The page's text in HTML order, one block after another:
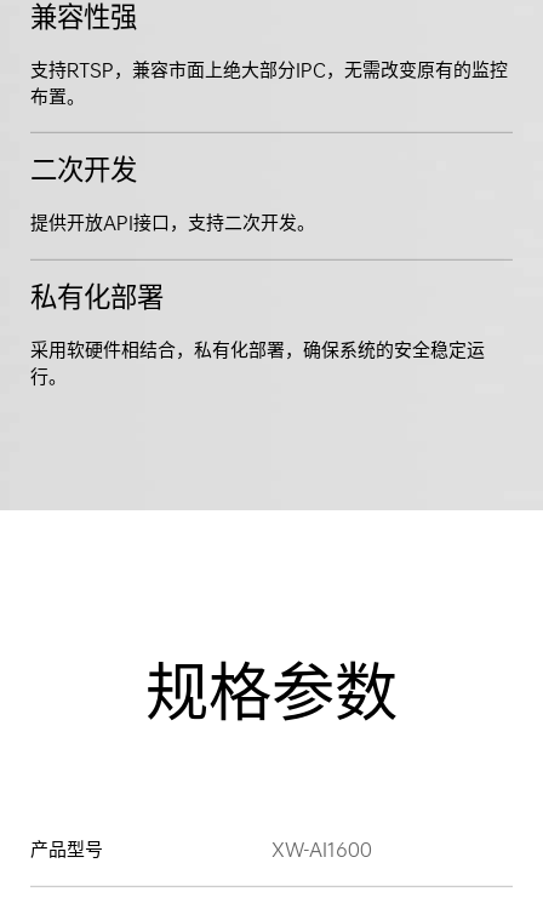
兼容性强
支持RTSP，兼容市面上绝大部分IPC，无需改变原有的监控
布置。
二次开发
提供开放API接口，支持二次开发。
私有化部署
采用软硬件相结合，私有化部署，确保系统的安全稳定运
行。
规格参数
产品型号 XW-AI1600